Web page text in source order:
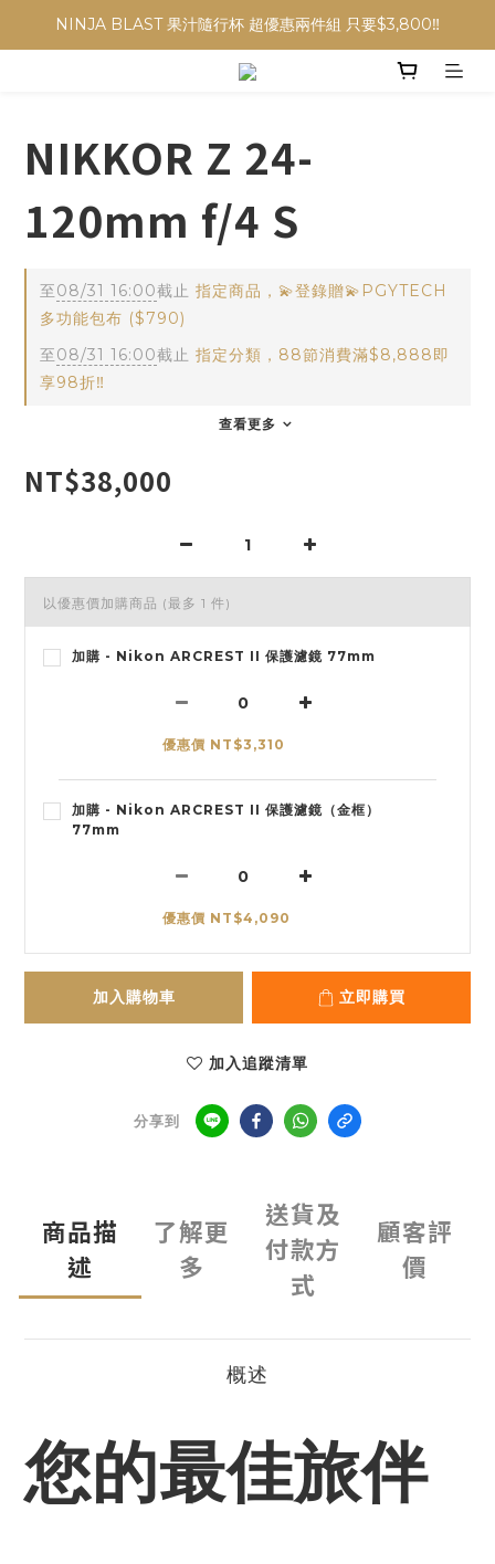
NINJA BLAST 果汁隨行杯 超優惠兩件組 只要$3,800‼️
NINJA BLAST 果汁隨行杯 超優惠兩件組 只要$3,800‼️
NIKKOR Z 24-
120mm f/4 S
至08/31 16:00截止 指定商品，💫登錄贈💫PGYTECH
多功能包布 ($790)
至08/31 16:00截止 指定分類，88節消費滿$8,888即
享98折‼️
查看更多
NT$38,000
以優惠價加購商品 (最多 1 件)
加購 - Nikon ARCREST II 保護濾鏡 77mm
優惠價 NT$3,310
加購 - Nikon ARCREST II 保護濾鏡（金框）
77mm
優惠價 NT$4,090
加入購物車 立即購買
加入追蹤清單
分享到
商品描
述
了解更
多
送貨及
付款方
式
顧客評
價
概述
您的最佳旅伴